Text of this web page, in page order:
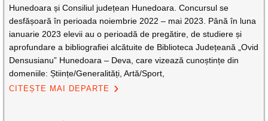
Hunedoara și Consiliul județean Hunedoara. Concursul se
desfășoară în perioada noiembrie 2022 – mai 2023. Până în luna
ianuarie 2023 elevii au o perioadă de pregătire, de studiere și
aprofundare a bibliografiei alcătuite de Biblioteca Județeană „Ovid
Densusianu” Hunedoara – Deva, care vizează cunoștințe din
domeniile: Științe/Generalități, Artă/Sport,
CITEȘTE MAI DEPARTE